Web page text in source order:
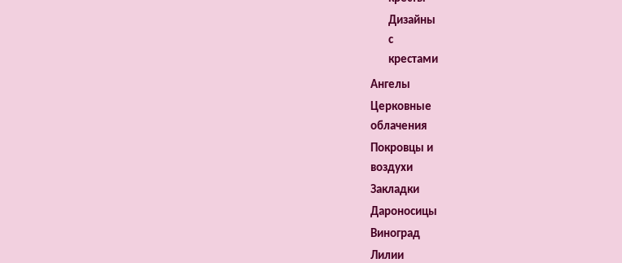
Дизайны
с
крестами
Ангелы
Церковные
облачения
Покровцы и
воздухи
Закладки
Дароносицы
Виноград
Лилии